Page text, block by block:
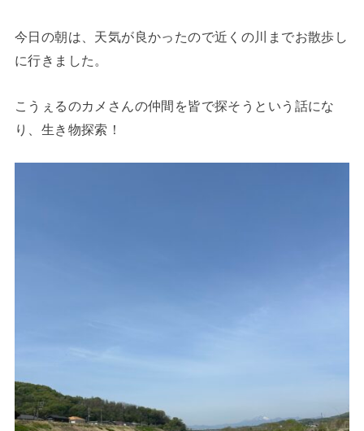
今日の朝は、天気が良かったので近くの川までお散歩し
に行きました。
こうぇるのカメさんの仲間を皆で探そうという話にな
り、生き物探索！